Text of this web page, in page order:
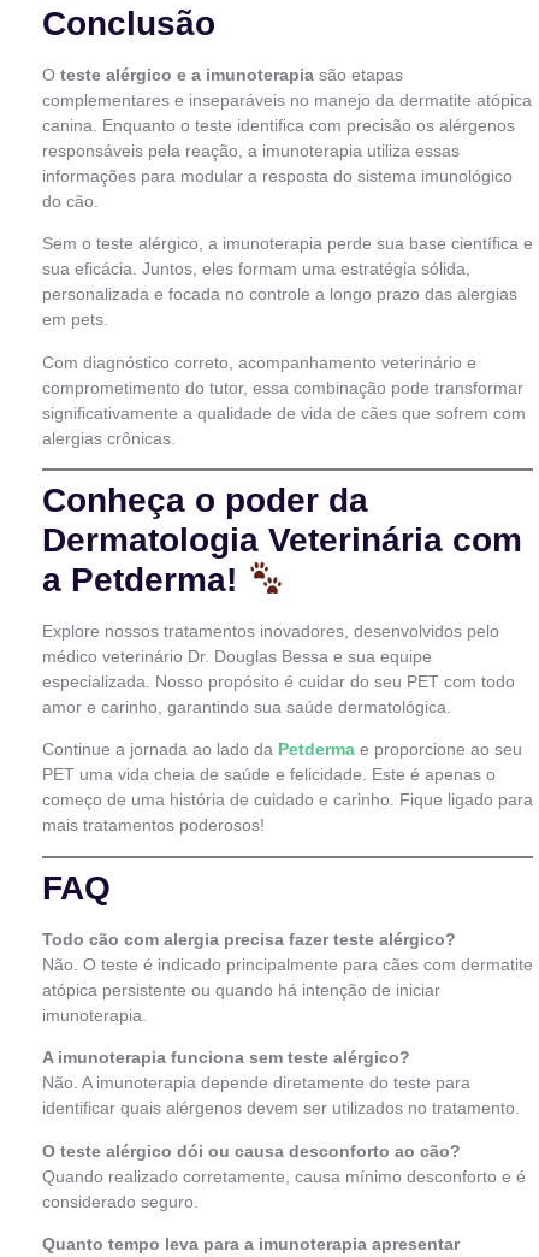
Conclusão
O teste alérgico e a imunoterapia são etapas
complementares e inseparáveis no manejo da dermatite atópica
canina. Enquanto o teste identifica com precisão os alérgenos
responsáveis pela reação, a imunoterapia utiliza essas
informações para modular a resposta do sistema imunológico
do cão.
Sem o teste alérgico, a imunoterapia perde sua base científica e
sua eficácia. Juntos, eles formam uma estratégia sólida,
personalizada e focada no controle a longo prazo das alergias
em pets.
Com diagnóstico correto, acompanhamento veterinário e
comprometimento do tutor, essa combinação pode transformar
significativamente a qualidade de vida de cães que sofrem com
alergias crônicas.
Conheça o poder da
Dermatologia Veterinária com
a Petderma!
Explore nossos tratamentos inovadores, desenvolvidos pelo
médico veterinário Dr. Douglas Bessa e sua equipe
especializada. Nosso propósito é cuidar do seu PET com todo
amor e carinho, garantindo sua saúde dermatológica.
Continue a jornada ao lado da Petderma e proporcione ao seu
PET uma vida cheia de saúde e felicidade. Este é apenas o
começo de uma história de cuidado e carinho. Fique ligado para
mais tratamentos poderosos!
FAQ
Todo cão com alergia precisa fazer teste alérgico?
Não. O teste é indicado principalmente para cães com dermatite
atópica persistente ou quando há intenção de iniciar
imunoterapia.
A imunoterapia funciona sem teste alérgico?
Não. A imunoterapia depende diretamente do teste para
identificar quais alérgenos devem ser utilizados no tratamento.
O teste alérgico dói ou causa desconforto ao cão?
Quando realizado corretamente, causa mínimo desconforto e é
considerado seguro.
Quanto tempo leva para a imunoterapia apresentar